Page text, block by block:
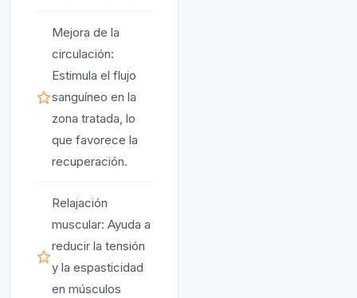
Mejora de la
circulación:
Estimula el flujo
sanguíneo en la
zona tratada, lo
que favorece la
recuperación.
Relajación
muscular: Ayuda a
reducir la tensión
y la espasticidad
en músculos